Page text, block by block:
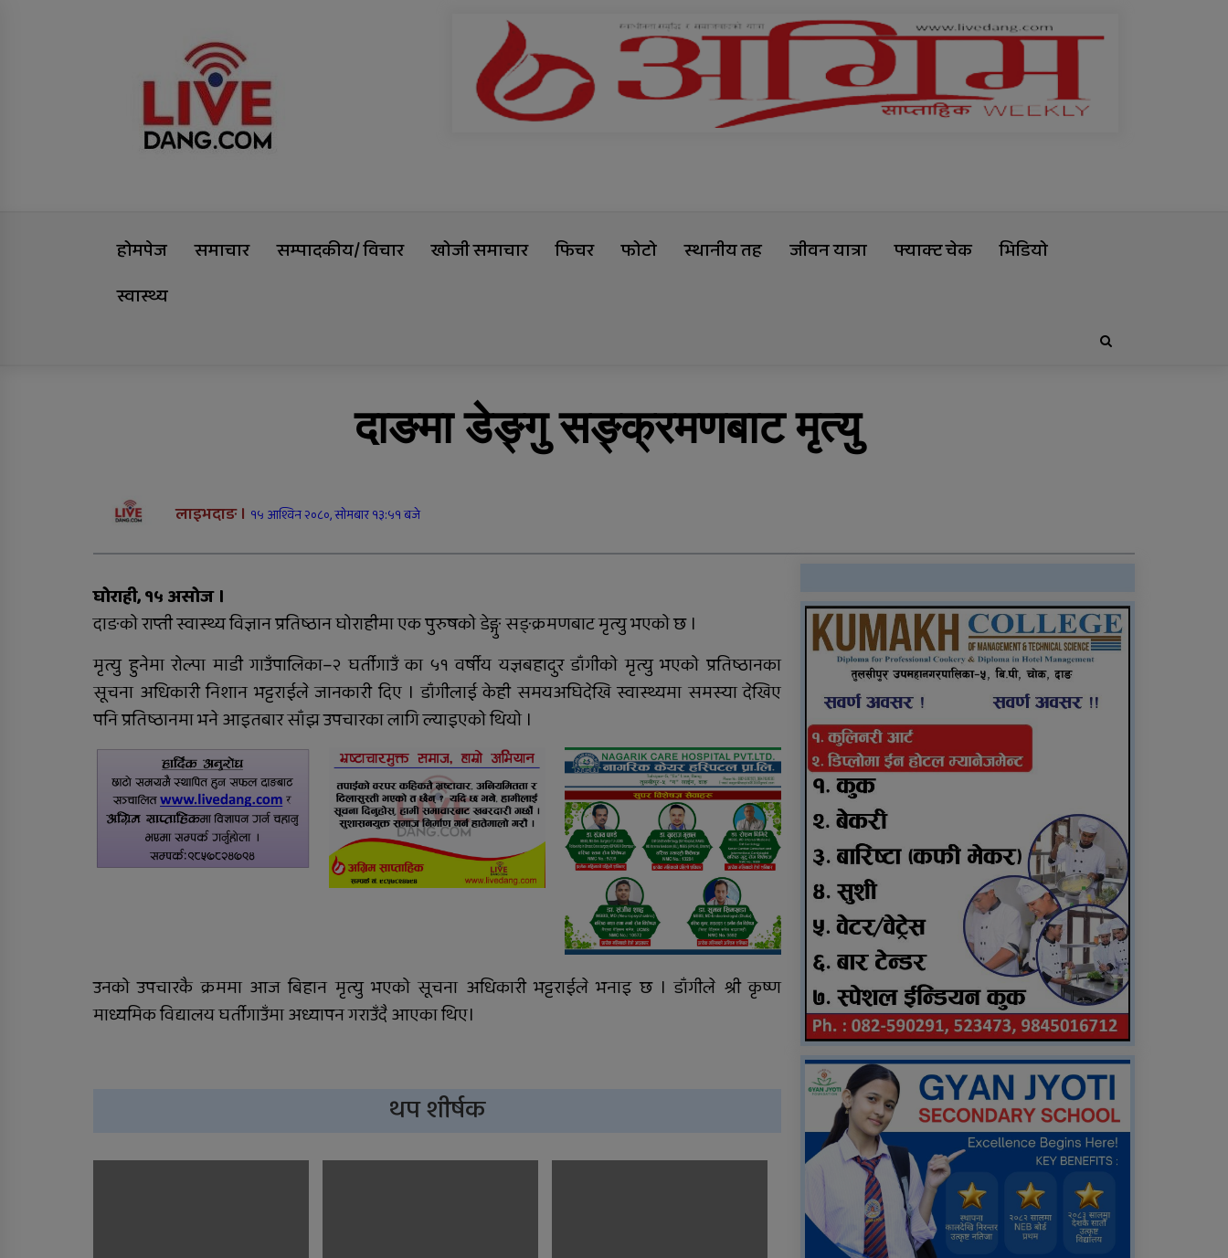
होमपेज
समाचार सम्पादकीय/ विचार खोजी समाचार फिचर फोटो स्थानीय तह जीवन यात्रा फ्याक्ट चेक
भिडियो
स्वास्थ्य
राप्तीमा निःशुल्क विशेषज्ञ सडक दुर्घटनामा श्रीमान्
सीडद्वारा साना किसान र
कार्यक्रम
राप्ती चक्रपथः १७ किलोमिटर दाङमै धागोबाट ‘ए फर
बनाउनेहरु
रुकुम पश्चिममा भ्यान र
मोटरसाइकल ठोक्किँदा एक
जनाको मृत्यु
दुग्ध चिस्यान केन्द्र अनुदान
आठबिसकोटका मेयरसहित ११
जनाविरुद्ध भ्रष्टाचार मुद्दा
६ महिनाअघि सजिएकी बेहुली,
६ महिनापछि सडकमा अस्ताइन्
दंगीशरणमा आर्थिक वर्ष
२०८२/८३ को वार्षिक समीक्षा
कार्यक्रम सम्पन्न
तुलसीपुरमा मोटरसाइकल र
स्कुटी ठोक्किँदा युवतीको मृत्यु
राप्ती आधारभूत अस्पतालमा
शुक्रबार निःशुल्क विशेषज्ञ
स्वास्थ्य शिविर सञ्चालन हुने
दाङमा डेङ्गु सङ्क्रमणबाट मृत्यु
लाइभदाङ । १५ आश्विन २०८०, सोमबार १३:५१ बजे
घोराही, १५ असोज ।
दाङको राप्ती स्वास्थ्य विज्ञान प्रतिष्ठान घोराहीमा एक पुरुषको डेङ्गु सङ्क्रमणबाट मृत्यु भएको छ ।
मृत्यु हुनेमा रोल्पा माडी गाउँपालिका–२ घर्तीगाउँ का ५१ वर्षीय यज्ञबहादुर डाँगीको मृत्यु भएको प्रतिष्ठानका
सूचना अधिकारी निशान भट्टराईले जानकारी दिए । डाँगीलाई केही समयअघिदेखि स्वास्थ्यमा समस्या देखिए
पनि प्रतिष्ठानमा भने आइतबार साँझ उपचारका लागि ल्याइएको थियो ।
उनको उपचारकै क्रममा आज बिहान मृत्यु भएको सूचना अधिकारी भट्टराईले भनाइ छ । डाँगीले श्री कृष्ण
माध्यमिक विद्यालय घर्तीगाउँमा अध्यापन गराउँदै आएका थिए।
थप शीर्षक